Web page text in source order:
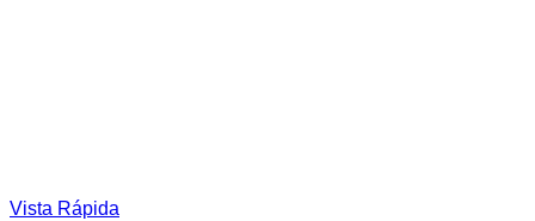
Vista Rápida